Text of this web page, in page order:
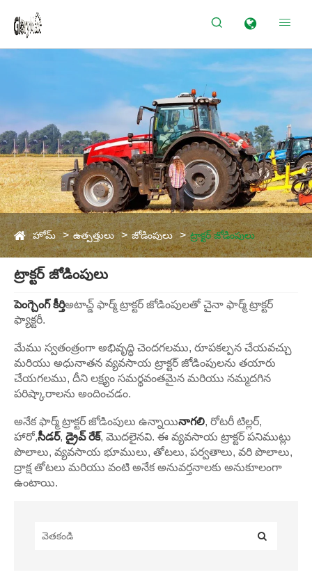
 
హోమ్ ఉత్పత్తులు జోడింపులు ట్రాక్టర్ జోడింపులు
ట్రాక్టర్ జోడింపులు
పెంగ్చెంగ్ కీర్తిఅటాచ్డ్ ఫార్మ్ ట్రాక్టర్ జోడింపులతో చైనా ఫార్మ్ ట్రాక్టర్
ఫ్యాక్టరీ.
మేము స్వతంత్రంగా అభివృద్ధి చెందగలము, రూపకల్పన చేయవచ్చు
మరియు అధునాతన వ్యవసాయ ట్రాక్టర్ జోడింపులను తయారు
చేయగలము, దీని లక్ష్యం సమర్థవంతమైన మరియు నమ్మదగిన
పరిష్కారాలను అందించడం.
అనేక ఫార్మ్ ట్రాక్టర్ జోడింపులు ఉన్నాయినాగలి, రోటరీ టిల్లర్,
హారో,సీడర్, డ్రైవ్ రేక్, మొదలైనవి. ఈ వ్యవసాయ ట్రాక్టర్ పనిముట్లు
పొలాలు, వ్యవసాయ భూములు, తోటలు, పర్వతాలు, వరి పొలాలు,
ద్రాక్ష తోటలు మరియు వంటి అనేక అనువర్తనాలకు అనుకూలంగా
ఉంటాయి.